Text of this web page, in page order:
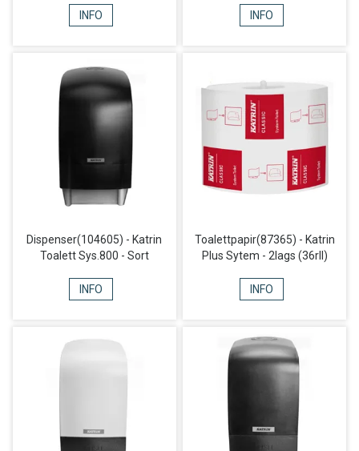
INFO INFO
Dispenser(104605) - Katrin
Toalett Sys.800 - Sort
INFO
Toalettpapir(87365) - Katrin
Plus Sytem - 2lags (36rll)
INFO